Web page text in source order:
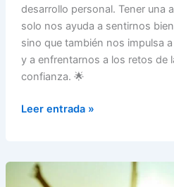
desarrollo personal. Tener una
solo nos ayuda a sentirnos
sino que también nos impulsa
y a enfrentarnos a los retos de
confianza. 🌟
La
la
Autoestima
Leer entrada »